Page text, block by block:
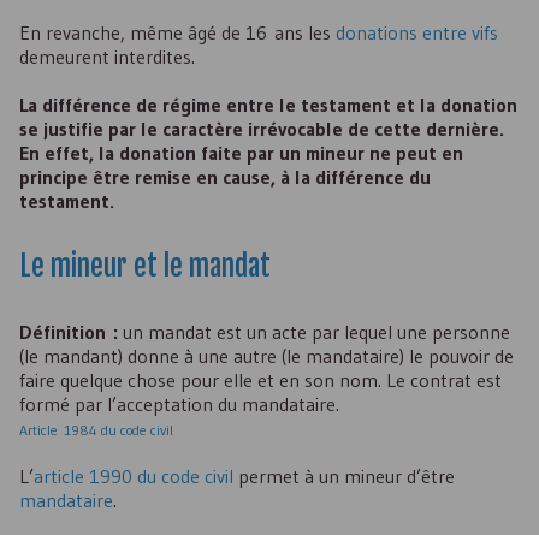
En revanche, même âgé de 16 ans les donations entre vifs
demeurent interdites.
La différence de régime entre le testament et la donation
se justifie par le caractère irrévocable de cette dernière.
En effet, la donation faite par un mineur ne peut en
principe être remise en cause, à la différence du
testament.
Le mineur et le mandat
Définition : un mandat est un acte par lequel une personne
(le mandant) donne à une autre (le mandataire) le pouvoir de
faire quelque chose pour elle et en son nom. Le contrat est
formé par l’acceptation du mandataire.
Article 1984 du code civil
L’article 1990 du code civil permet à un mineur d’être
mandataire.